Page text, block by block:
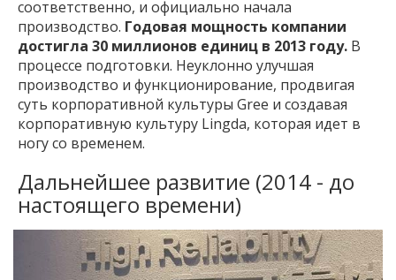
соответственно, и официально начала
производство. Годовая мощность компании
достигла 30 миллионов единиц в 2013 году. В
процессе подготовки. Неуклонно улучшая
производство и функционирование, продвигая
суть корпоративной культуры Gree и создавая
корпоративную культуру Lingda, которая идет в
ногу со временем.
Дальнейшее развитие (2014 - до
настоящего времени)